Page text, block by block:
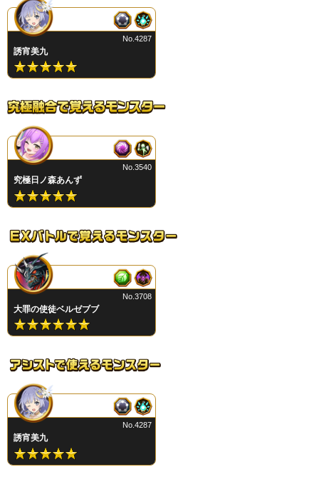
誘宵美九
No.4287
究極日ノ森あんず
No.3540
大罪の使徒ベルゼブブ
No.3708
誘宵美九
No.4287